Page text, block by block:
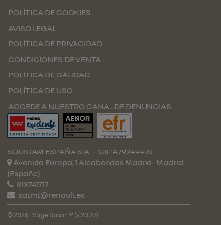
POLÍTICA DE COOKIES
AVISO LEGAL
POLÍTICA DE PRIVACIDAD
CONDICIONES DE VENTA
POLÍTICA DE CALIDAD
POLÍTICA DE USO
ACCEDE A NUESTRO CANAL DE DENUNCIAS
SODICAM ESPAÑA S.A. - CIF:A79249470
Avenida Europa, 1 Alcobendas Madrid- Madrid
(España)
913741717
satmt@renault.es
© 2026 - Sage Spain ™ (v.20.27)